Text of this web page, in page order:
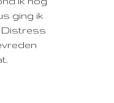
ging ik
Distress